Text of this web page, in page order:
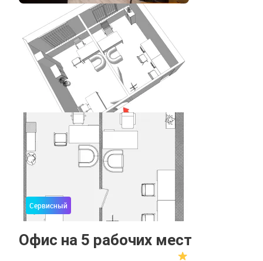
Сервисный
Офис на 5 рабочих мест